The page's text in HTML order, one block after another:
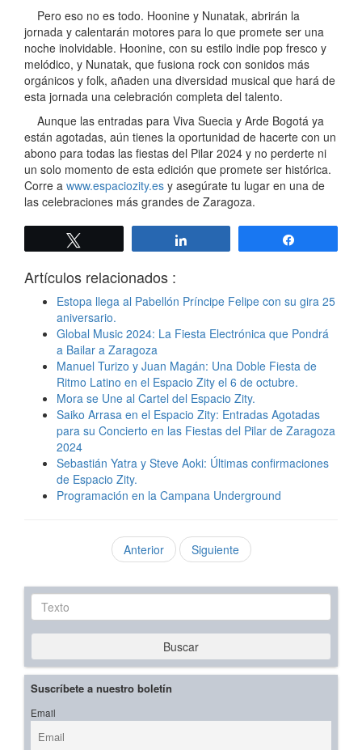
Pero eso no es todo. Hoonine y Nunatak, abrirán la
jornada y calentarán motores para lo que promete ser una
noche inolvidable. Hoonine, con su estilo indie pop fresco y
melódico, y Nunatak, que fusiona rock con sonidos más
orgánicos y folk, añaden una diversidad musical que hará de
esta jornada una celebración completa del talento.
Aunque las entradas para Viva Suecia y Arde Bogotá ya
están agotadas, aún tienes la oportunidad de hacerte con un
abono para todas las fiestas del Pilar 2024 y no perderte ni
un solo momento de esta edición que promete ser histórica.
Corre a www.espaciozity.es y asegúrate tu lugar en una de
las celebraciones más grandes de Zaragoza.
Artículos relacionados :
Estopa llega al Pabellón Príncipe Felipe con su gira 25
aniversario.
Global Music 2024: La Fiesta Electrónica que Pondrá
a Bailar a Zaragoza
Manuel Turizo y Juan Magán: Una Doble Fiesta de
Ritmo Latino en el Espacio Zity el 6 de octubre.
Mora se Une al Cartel del Espacio Zity.
Saiko Arrasa en el Espacio Zity: Entradas Agotadas
para su Concierto en las Fiestas del Pilar de Zaragoza
2024
Sebastián Yatra y Steve Aoki: Últimas confirmaciones
de Espacio Zity.
Programación en la Campana Underground
Anterior Siguiente
Texto
Buscar
Suscríbete a nuestro boletín
Email